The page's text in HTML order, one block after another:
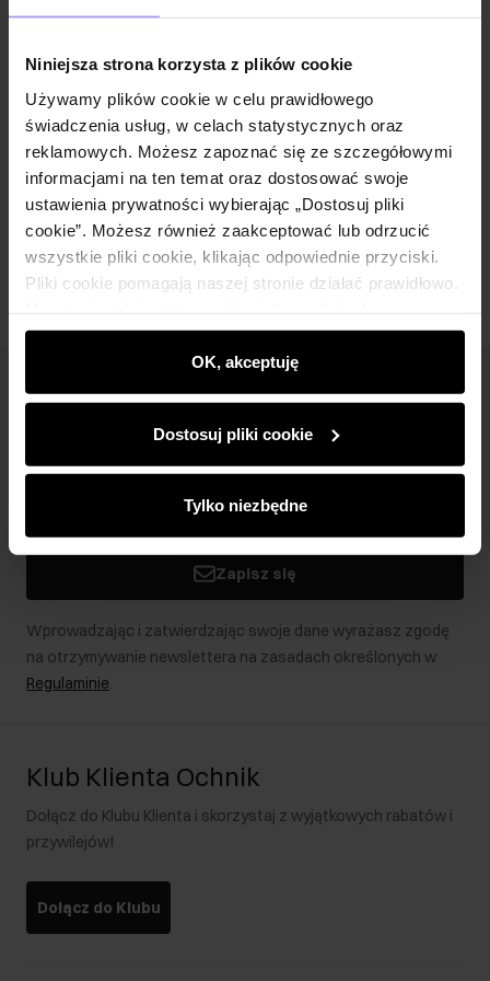
Niniejsza strona korzysta z plików cookie
Używamy plików cookie w celu prawidłowego
świadczenia usług, w celach statystycznych oraz
reklamowych. Możesz zapoznać się ze szczegółowymi
informacjami na ten temat oraz dostosować swoje
ustawienia prywatności wybierając „Dostosuj pliki
cookie”. Możesz również zaakceptować lub odrzucić
wszystkie pliki cookie, klikając odpowiednie przyciski.
Pliki cookie pomagają naszej stronie działać prawidłowo.
wyświetlać im dopasowane do ich preferencji treści,
rekomendacje oraz komunikaty reklamowe informujące o
najnowszych promocjach w e-sklepie. Informacje o tym,
partnerom społecznościowym, reklamowym i
analitycznym. Partnerzy mogą połączyć te informacje z
podczas korzystania z ich usług.
OK, akceptuję
Dostosuj pliki cookie
Tylko niezbędne
Powiadom o dostępności
Opis produktu
Opinie
Newsletter
Bądź na bieżąco z nowościami i promocjami!
Zapisz się
Wprowadzając i zatwierdzając swoje dane wyrażasz zgodę
na otrzymywanie newslettera na zasadach określonych w
Regulaminie.
Klub Klienta Ochnik
Dołącz do Klubu Klienta i skorzystaj z wyjątkowych rabatów i
przywilejów!
Dołącz do Klubu